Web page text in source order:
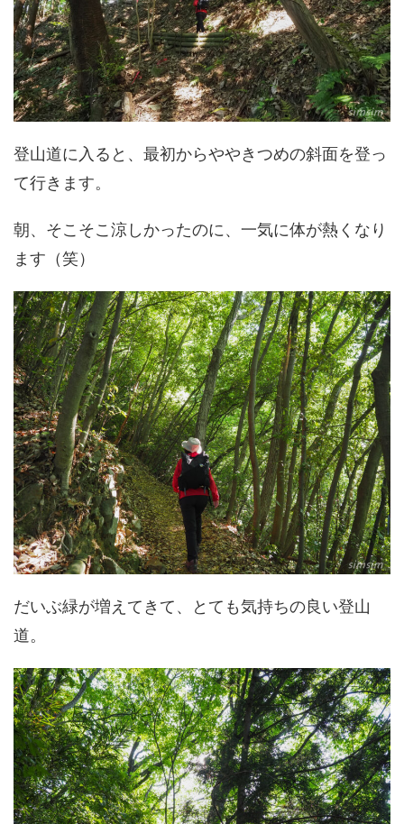
登山道に入ると、最初からややきつめの斜面を登っ
て行きます。
朝、そこそこ涼しかったのに、一気に体が熱くなり
ます（笑）
だいぶ緑が増えてきて、とても気持ちの良い登山
道。